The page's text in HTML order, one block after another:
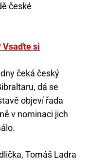
české
Vsaďte si
čeká český
dá se
objeví řada
v nominaci jich
Tomáš Ladra